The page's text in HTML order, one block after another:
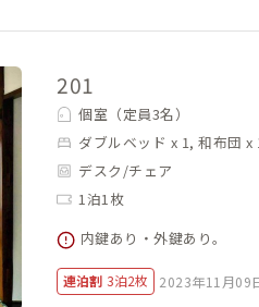
201
個室（定員3名）
ダブルベッド x 1, 和布団 x
デスク/チェア
1泊1枚
内鍵あり・外鍵あり。
連泊割 3泊2枚 2023年11月09